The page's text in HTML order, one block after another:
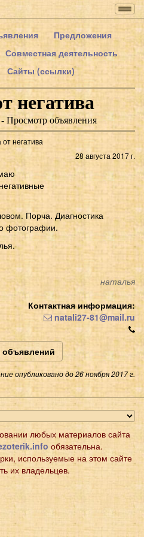
Предложения
Совместная деятельность
Сайты (ссылки)
негатива
Просмотр объявления
от негатива
28 августа 2017 г.
Порча. Диагностика
фотографии.
наталья
Контактная информация:
natali27-81@mail.ru
объявлений
опубликовано до 26 ноября 2017 г.
любых материалов сайта
обязательна.
используемые на этом сайте
их владельцев.